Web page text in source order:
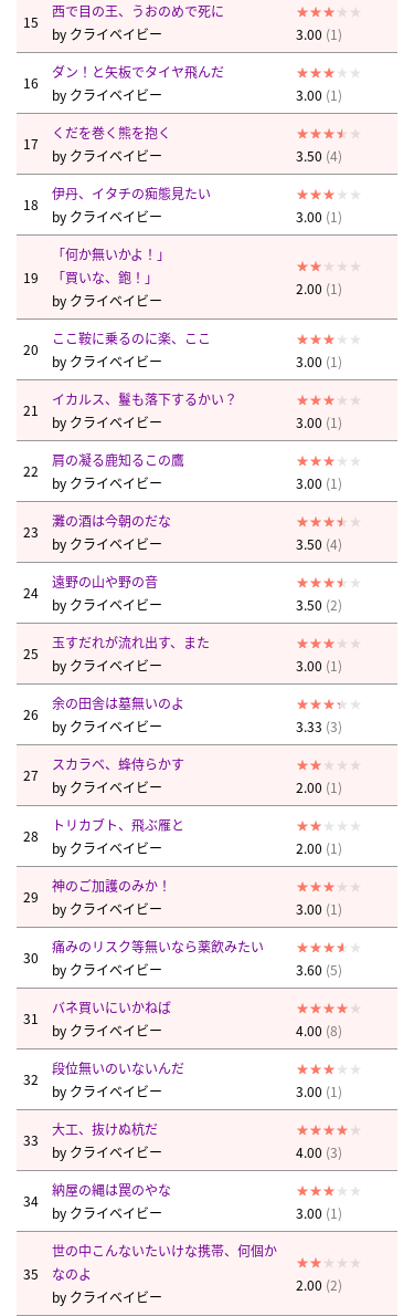
15
西で目の王、うおのめで死に
by クライベイビー 3.00 (1)
16
ダン！と矢板でタイヤ飛んだ
by クライベイビー 3.00 (1)
17
くだを巻く熊を抱く
by クライベイビー 3.50 (4)
18
伊丹、イタチの痴態見たい
by クライベイビー 3.00 (1)
19
「何か無いかよ！」
「買いな、鉋！」
by クライベイビー
2.00 (1)
20
ここ鞍に乗るのに楽、ここ
by クライベイビー 3.00 (1)
21
イカルス、鬘も落下するかい？
by クライベイビー 3.00 (1)
22
肩の凝る鹿知るこの鷹
by クライベイビー 3.00 (1)
23
灘の酒は今朝のだな
by クライベイビー 3.50 (4)
24
遠野の山や野の音
by クライベイビー 3.50 (2)
25
玉すだれが流れ出す、また
by クライベイビー 3.00 (1)
26
余の田舎は墓無いのよ
by クライベイビー 3.33 (3)
27
スカラベ、蜂侍らかす
by クライベイビー 2.00 (1)
28
トリカブト、飛ぶ雁と
by クライベイビー 2.00 (1)
29
神のご加護のみか！
by クライベイビー 3.00 (1)
30
痛みのリスク等無いなら薬飲みたい
by クライベイビー 3.60 (5)
31
バネ買いにいかねば
by クライベイビー 4.00 (8)
32
段位無いのいないんだ
by クライベイビー 3.00 (1)
33
大工、抜けぬ杭だ
by クライベイビー 4.00 (3)
34
納屋の縄は罠のやな
by クライベイビー 3.00 (1)
35
世の中こんないたいけな携帯、何個か
なのよ
by クライベイビー
2.00 (2)